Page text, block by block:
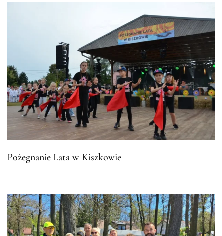
Pożegnanie Lata w Kiszkowie